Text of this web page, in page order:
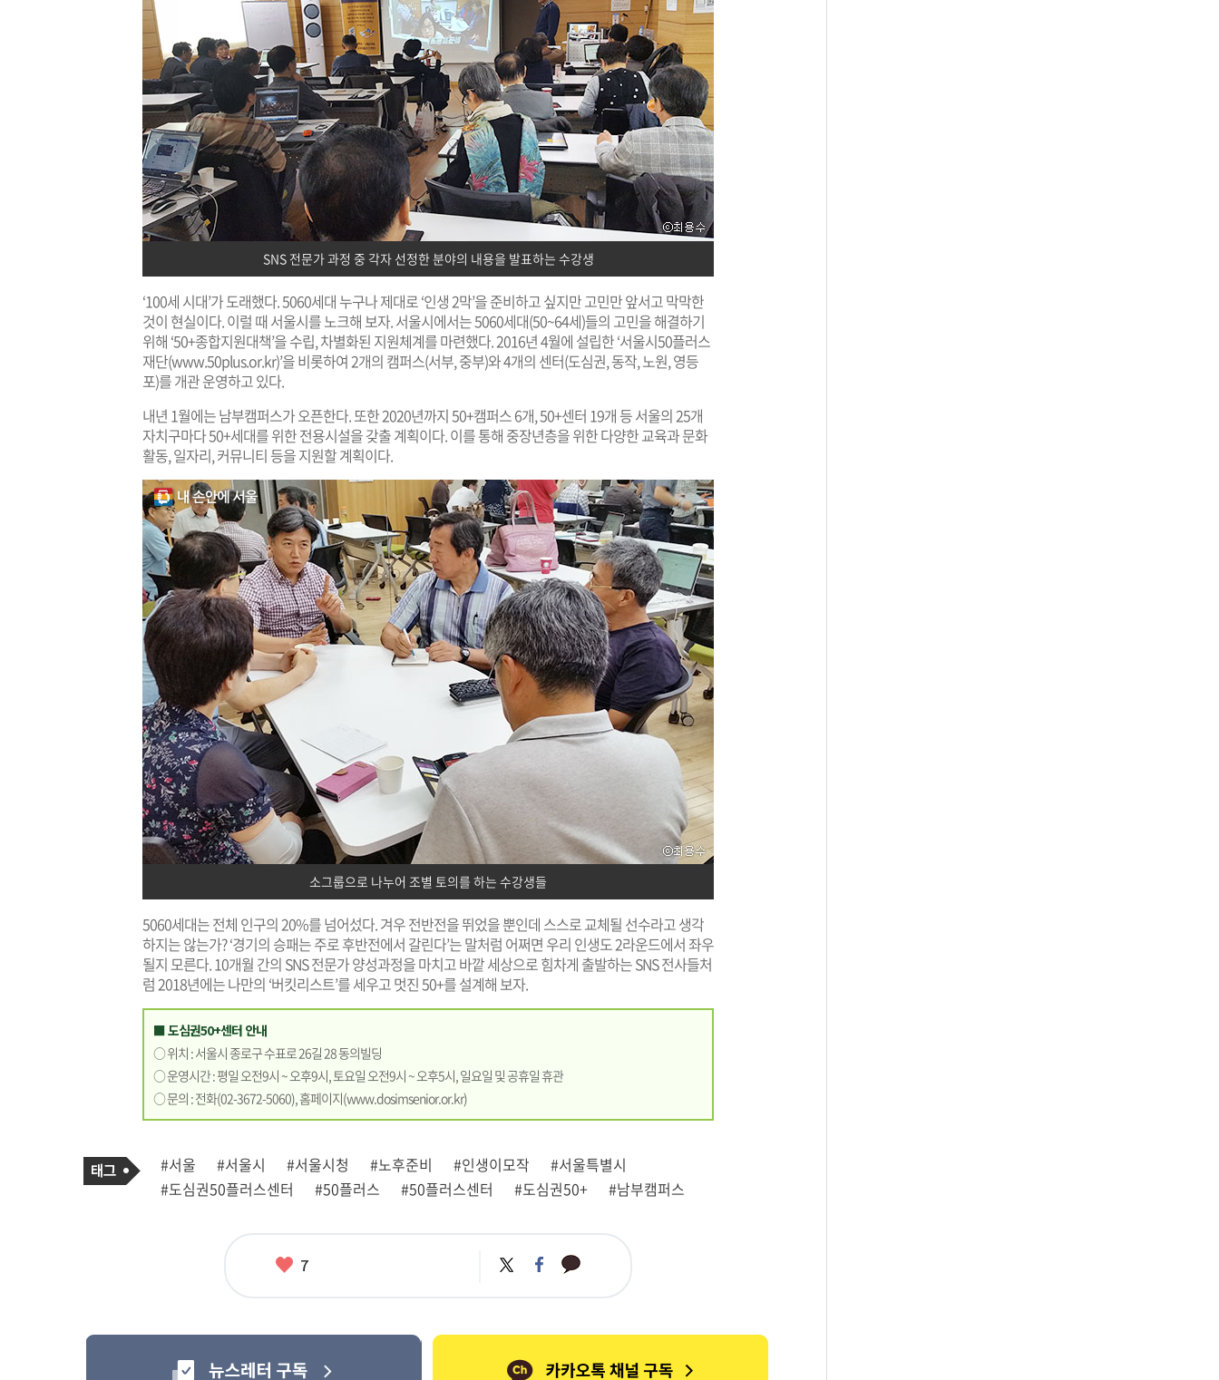
SNS 전문가 과정 중 각자 선정한 분야의 내용을 발표하는 수강생
‘100세 시대’가 도래했다. 5060세대 누구나 제대로 ‘인생 2막’을 준비하고 싶지만 고민만 앞서고 막막한
것이 현실이다. 이럴 때 서울시를 노크해 보자. 서울시에서는 5060세대(50~64세)들의 고민을 해결하기
위해 ‘50+종합지원대책’을 수립, 차별화된 지원체계를 마련했다. 2016년 4월에 설립한 ‘서울시50플러스
재단(www.50plus.or.kr)’을 비롯하여 2개의 캠퍼스(서부, 중부)와 4개의 센터(도심권, 동작, 노원, 영등
포)를 개관 운영하고 있다.
내년 1월에는 남부캠퍼스가 오픈한다. 또한 2020년까지 50+캠퍼스 6개, 50+센터 19개 등 서울의 25개
자치구마다 50+세대를 위한 전용시설을 갖출 계획이다. 이를 통해 중장년층을 위한 다양한 교육과 문화
활동, 일자리, 커뮤니티 등을 지원할 계획이다.
소그룹으로 나누어 조별 토의를 하는 수강생들
5060세대는 전체 인구의 20%를 넘어섰다. 겨우 전반전을 뛰었을 뿐인데 스스로 교체될 선수라고 생각
하지는 않는가? ‘경기의 승패는 주로 후반전에서 갈린다’는 말처럼 어쩌면 우리 인생도 2라운드에서 좌우
될지 모른다. 10개월 간의 SNS 전문가 양성과정을 마치고 바깥 세상으로 힘차게 출발하는 SNS 전사들처
럼 2018년에는 나만의 ‘버킷리스트’를 세우고 멋진 50+를 설계해 보자.
■ 도심권50+센터 안내
○ 위치 : 서울시 종로구 수표로 26길 28 동의빌딩
○ 운영시간 : 평일 오전9시 ~ 오후9시, 토요일 오전9시 ~ 오후5시, 일요일 및 공휴일 휴관
○ 문의 : 전화(02-3672-5060), 홈페이지(www.dosimsenior.or.kr)
사
관
련
태
그
#서울 #서울시 #서울시청 #노후준비 #인생이모작
#서울특별시
#도심권50플러스센터
#50플러스 #50플러스센터 #도심권50+ #남부캠퍼스
좋
7 트
위
페
이
카
카